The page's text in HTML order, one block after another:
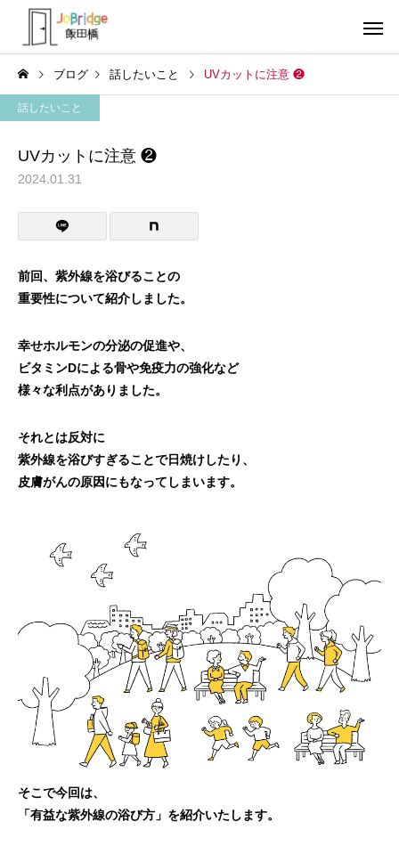
利用者の声
働き続けるための土台
ブログ 話したいこと UVカットに注意 ❷
話したいこと
UVカットに注意 ❷
2024.01.31
前回、紫外線を浴びることの
重要性について紹介しました。
幸せホルモンの分泌の促進や、
ビタミンDによる骨や免疫力の強化など
様々な利点がありました。
それとは反対に
紫外線を浴びすぎることで日焼けしたり、
皮膚がんの原因にもなってしまいます。
そこで今回は、
「有益な紫外線の浴び方」を紹介いたします。